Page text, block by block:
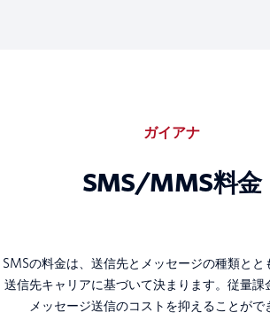
ガイアナ
SMS/MMS料金
SMSの料金は、送信先とメッセージの種類とと
送信先キャリアに基づいて決まります。従量課
メッセージ送信のコストを抑えることがで